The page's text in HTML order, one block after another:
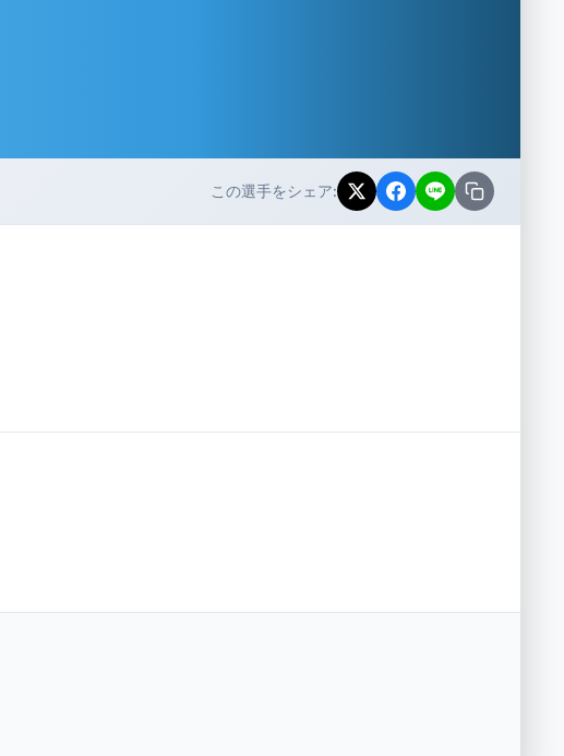
この選手をシェア: